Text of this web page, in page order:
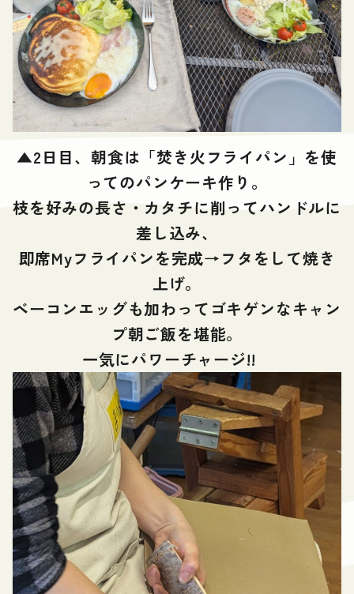
▲2日目、朝食は「焚き火フライパン」を使
ってのパンケーキ作り。
枝を好みの長さ・カタチに削ってハンドルに
差し込み、
即席Myフライパンを完成→フタをして焼き
上げ。
ベーコンエッグも加わってゴキゲンなキャン
プ朝ご飯を堪能。
一気にパワーチャージ!!